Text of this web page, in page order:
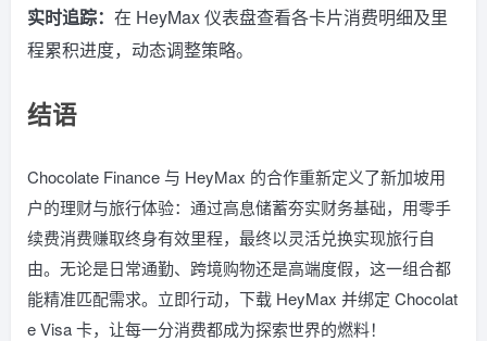
实时追踪： 在 HeyMax 仪表盘查看各卡片消费明细及里
程累积进度，动态调整策略。
结语
Chocolate Finance 与 HeyMax 的合作重新定义了新加坡用
户的理财与旅行体验：通过高息储蓄夯实财务基础，用零手
续费消费赚取终身有效里程，最终以灵活兑换实现旅行自
由。无论是日常通勤、跨境购物还是高端度假，这一组合都
能精准匹配需求。立即行动，下载 HeyMax 并绑定 Chocolat
e Visa 卡，让每一分消费都成为探索世界的燃料！